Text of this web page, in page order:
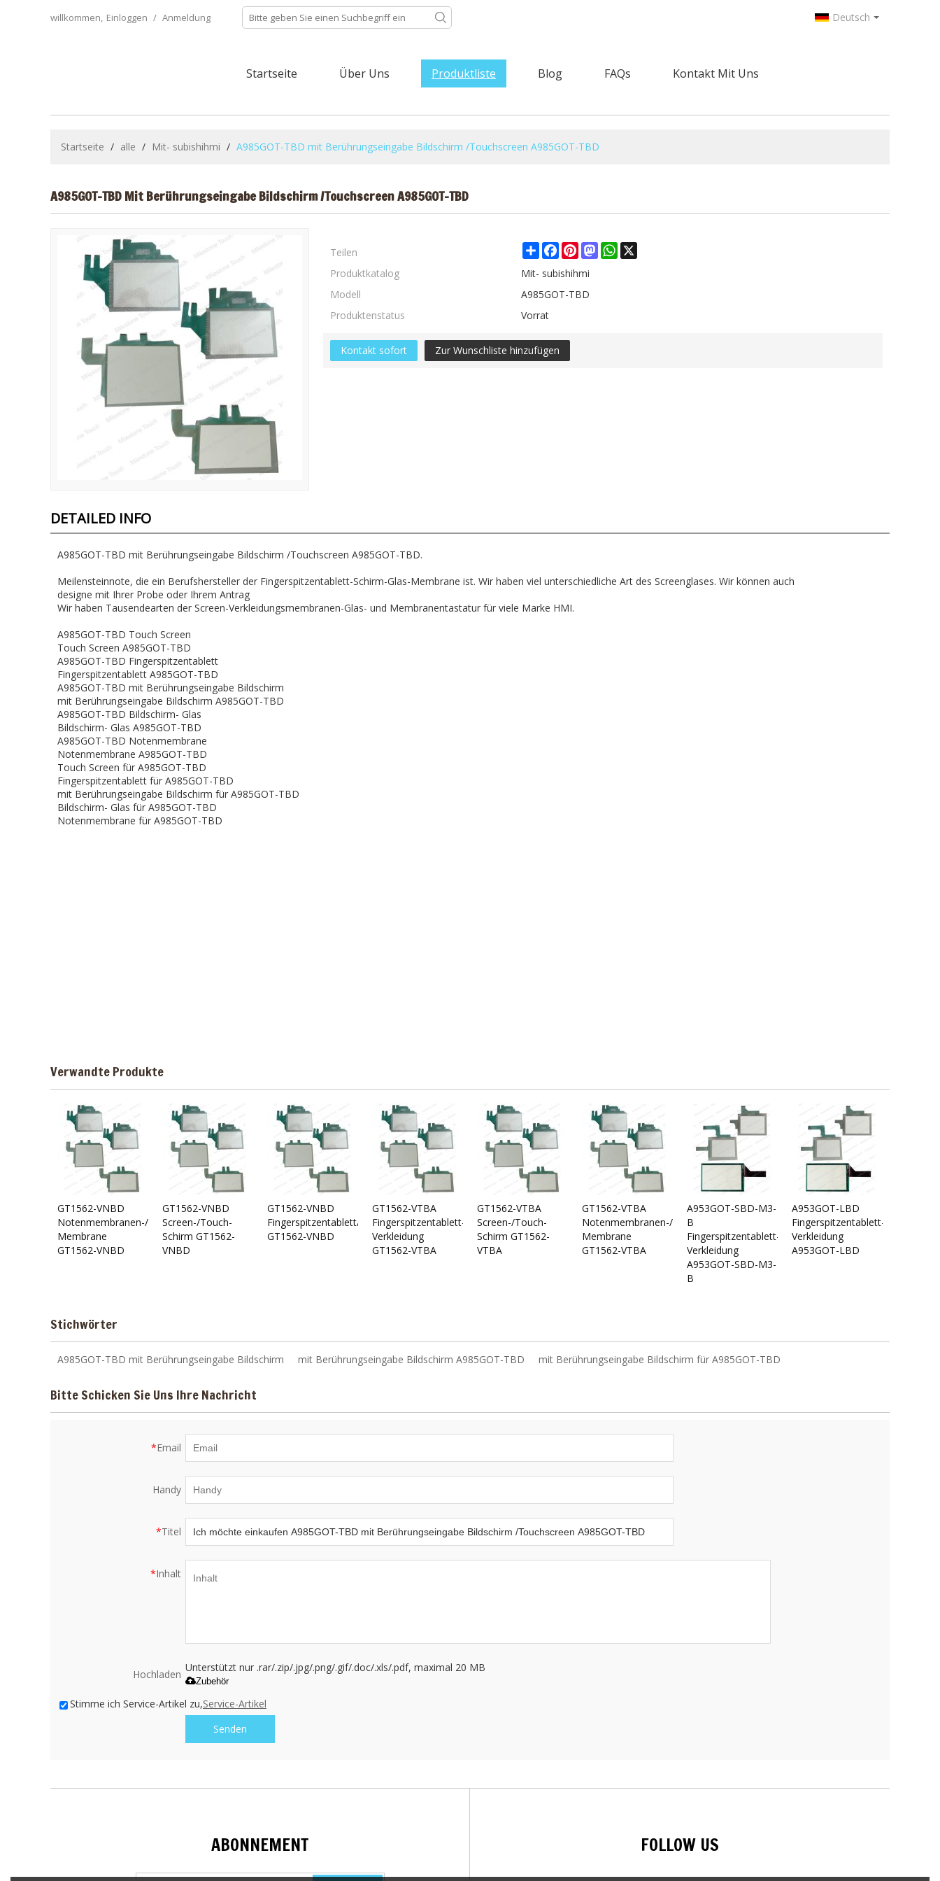
willkommen, Einloggen / Anmeldung Deutsch
Startseite Über Uns Produktliste Blog FAQs Kontakt Mit Uns
Startseite / alle / Mit- subishihmi / A985GOT-TBD mit Berührungseingabe Bildschirm /Touchscreen A985GOT-TBD
A985GOT-TBD Mit Berührungseingabe Bildschirm /Touchscreen A985GOT-TBD
Teilen ShareFacebook
PinterestMastodonWhatsApp
Produktkatalog
Mit- subishihmi
Modell
A985GOT-TBD
Produktenstatus
Vorrat
Kontakt sofort Zur Wunschliste hinzufügen
DETAILED INFO
A985GOT-TBD mit Berührungseingabe Bildschirm /Touchscreen A985GOT-TBD.
Meilensteinnote, die ein Berufshersteller der Fingerspitzentablett-Schirm-Glas-Membrane ist. Wir haben viel unterschiedliche Art des Screenglases. Wir können auch
designe mit Ihrer Probe oder Ihrem Antrag
Wir haben Tausendearten der Screen-Verkleidungsmembranen-Glas- und Membranentastatur für viele Marke HMI.
A985GOT-TBD Touch Screen
Touch Screen A985GOT-TBD
A985GOT-TBD Fingerspitzentablett
Fingerspitzentablett A985GOT-TBD
A985GOT-TBD mit Berührungseingabe Bildschirm
mit Berührungseingabe Bildschirm A985GOT-TBD
A985GOT-TBD Bildschirm- Glas
Bildschirm- Glas A985GOT-TBD
A985GOT-TBD Notenmembrane
Notenmembrane A985GOT-TBD
Touch Screen für A985GOT-TBD
Fingerspitzentablett für A985GOT-TBD
mit Berührungseingabe Bildschirm für A985GOT-TBD
Bildschirm- Glas für A985GOT-TBD
Notenmembrane für A985GOT-TBD
Verwandte Produkte
GT1562-VNBD
Notenmembranen-/Touch-
Membrane
GT1562-VNBD
GT1562-VNBD
Screen-/Touch-
Schirm GT1562-
VNBD
GT1562-VNBD
Fingerspitzentablett/Fingerspitzentablett
GT1562-VNBD
GT1562-VTBA
Fingerspitzentablett-/Touch-
Verkleidung
GT1562-VTBA
GT1562-VTBA
Screen-/Touch-
Schirm GT1562-
VTBA
GT1562-VTBA
Notenmembranen-/Touch-
Membrane
GT1562-VTBA
A953GOT-SBD-M3-
B
Fingerspitzentablett-/Touch-
Verkleidung
A953GOT-SBD-M3-
B
A953GOT-LBD
Fingerspitzentablett-/Touch-
Verkleidung
A953GOT-LBD
Stichwörter
A985GOT-TBD mit Berührungseingabe Bildschirm mit Berührungseingabe Bildschirm A985GOT-TBD mit Berührungseingabe Bildschirm für A985GOT-TBD
Bitte Schicken Sie Uns Ihre Nachricht
*Email
Handy
*Titel
*Inhalt
Hochladen
Unterstützt nur .rar/.zip/.jpg/.png/.gif/.doc/.xls/.pdf, maximal 20 MB
Zubehör
Stimme ich Service-Artikel zu,Service-Artikel
Senden
ABONNEMENT FOLLOW US